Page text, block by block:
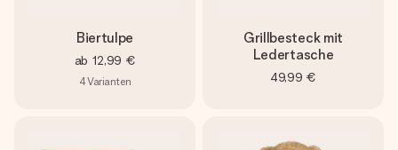
Biertulpe
ab 12,99 €
4Varianten
Grillbesteck mit
Ledertasche
49,99 €